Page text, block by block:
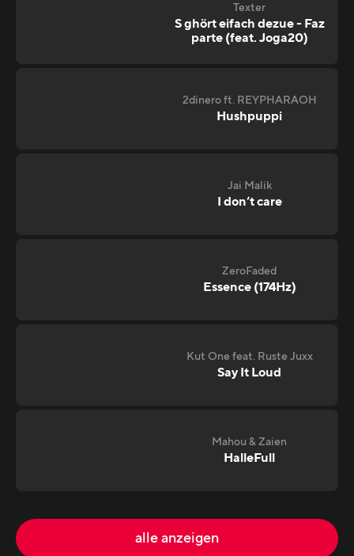
Texter
S ghört eifach dezue - Faz
parte (feat. Joga20)
2dinero ft. REYPHARAOH
Hushpuppi
Jai Malik
I don‘t care
ZeroFaded
Essence (174Hz)
Kut One feat. Ruste Juxx
Say It Loud
Mahou & Zaien
HalleFull
alle anzeigen